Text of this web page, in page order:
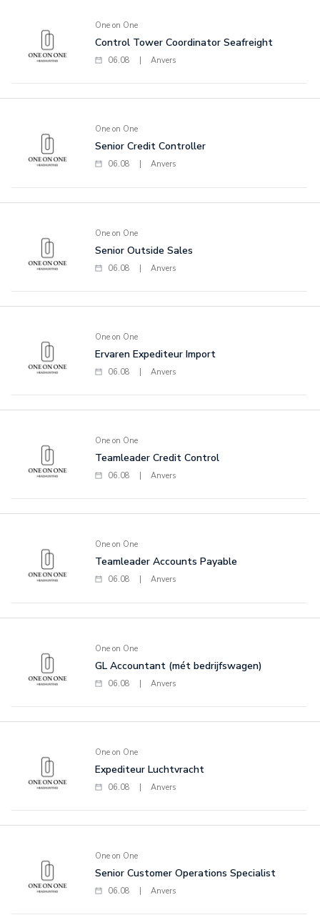
One on One
Control Tower Coordinator Seafreight
06.08 Anvers
One on One
Senior Credit Controller
06.08 Anvers
One on One
Senior Outside Sales
06.08 | Anvers
One on One
Ervaren Expediteur Import
06.08 Anvers
One on One
Teamleader Credit Control
06.08 Anvers
One on One
Teamleader Accounts Payable
06.08 Anvers
One on One
GL Accountant (mét bedrijfswagen)
06.08 | Anvers
One on One
Expediteur Luchtvracht
06.08 Anvers
One on One
Senior Customer Operations Specialist
06.08 Anvers